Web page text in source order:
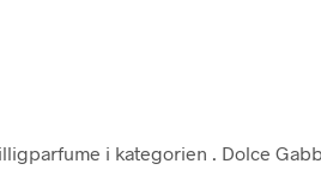
i kategorien . Dolce